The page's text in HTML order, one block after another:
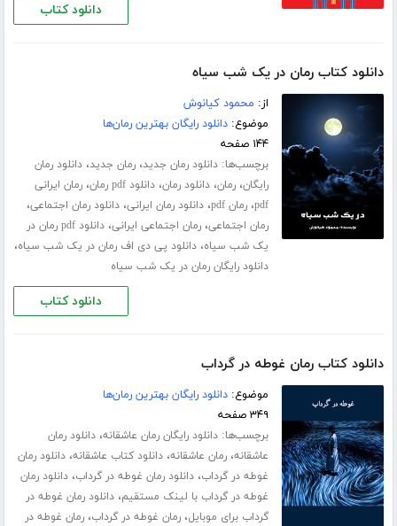
دانلود کتاب
دانلود کتاب رمان در یک شب سیاه
از: محمود کیانوش
موضوع:دانلود رایگان بهترین رمان‌ها
۱۴۴ صفحه
برچسب‌ها:دانلود رمان جدید،رمان جدید،دانلود رمان
رایگان،رمان،دانلود رمان،دانلود pdf رمان ،رمان ایرانی
pdf،رمان pdf ،دانلود رمان ایرانی،دانلود رمان اجتماعی،
رمان اجتماعی،رمان اجتماعی ایرانی،
دانلود pdf رمان در
یک شب سیاه،دانلود پی دی اف رمان در یک شب سیاه،
دانلود رایگان رمان در یک شب سیاه
دانلود کتاب
دانلود کتاب رمان غوطه در گرداب
موضوع:دانلود رایگان بهترین رمان‌ها
۳۴۹ صفحه
برچسب‌ها:دانلود رایگان رمان عاشقانه،دانلود رمان
عاشقانه،رمان عاشقانه،دانلود کتاب عاشقانه،دانلود رمان
غوطه در گرداب،دانلود رمان غوطه در گرداب،دانلود رمان
غوطه در گرداب با لینک مستقیم،دانلود رمان غوطه در
گرداب برای موبایل،رمان غوطه در گرداب،رمان غوطه در